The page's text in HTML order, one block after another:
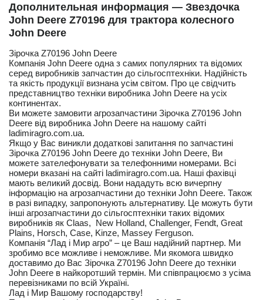
Дополнительная информация — Звездочка
John Deere Z70196 для трактора колесного
John Deere
Зірочка Z70196 John Deere
Компанія John Deere одна з самих популярних та відомих
серед виробників запчастин до сільгосптехніки. Надійність
та якість продукції визнана усім світом. Про це свідчить
представництво техніки виробника John Deere на усіх
континентах.
Ви можете замовити агрозапчастини Зірочка Z70196 John
Deere від виробника John Deere на нашому сайті
ladimiragro.com.ua.
Якщо у Вас виникли додаткові запитання по запчастині
Зірочка Z70196 John Deere до техніки John Deere, Ви
можете зателефонувати за телефонними номерами. Всі
номери вказані на сайті ladimiragro.com.ua. Наші фахівці
мають великий досвід. Вони нададуть всю вичерпну
інформацію на агрозапчастини до техніки John Deere. Також
в разі випадку, запропонують альтернативу. Це можуть бути
інші агрозапчастини до сільгосптехніки таких відомих
виробників як Claas, New Holland, Challenger, Fendt, Great
Plains, Horsch, Case, Kinze, Massey Ferguson.
Компанія “Лад і Мир агро” – це Ваш надійний партнер. Ми
зробимо все можливе і неможливе. Ми якомога швидко
доставимо до Вас Зірочка Z70196 John Deere до техніки
John Deere в найкоротший термін. Ми співпрацюємо з усіма
перевізниками по всій Україні.
Лад і Мир Вашому господарству!